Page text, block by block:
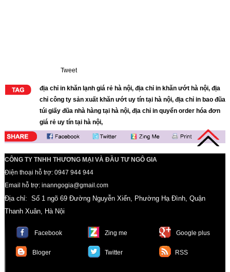
Tweet
địa chỉ in khăn lạnh giá rẻ hà nội, địa chỉ in khăn ướt hà nội, địa
chỉ công ty sản xuất khăn ướt uy tín tại hà nội, địa chỉ in bao đũa
túi giấy đũa nhà hàng tại hà nội, địa chỉ in quyển order hóa đơn
giá rẻ uy tín tại hà nội,
CÔNG TY TNHH THƯƠNG MẠI VÀ ĐẦU TƯ NGÔ GIA
Điện thoại hỗ trợ: 0947 944 944
Email hỗ trợ: inanngogia@gmail.com
Địa chỉ: Số 1 ngõ 69 Đường Nguyễn Xiển, Phường Hạ Đình, Quận
Thanh Xuân, Hà Nội
Facebook Zing me Google plus
Bloger Twitter RSS